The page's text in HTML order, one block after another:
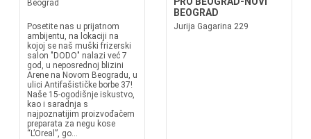
Beograd
Posetite nas u prijatnom
ambijentu, na lokaciji na
kojoj se naš muški frizerski
salon "DODO" nalazi već 7
god, u neposrednoj blizini
Arene na Novom Beogradu, u
ulici Antifašističke borbe 37!
Naše 15-ogodišnje iskustvo,
kao i saradnja s
najpoznatijim proizvođačem
preparata za negu kose
“L’Oreal”, go...
BEOGRAD
Jurija Gagarina 229